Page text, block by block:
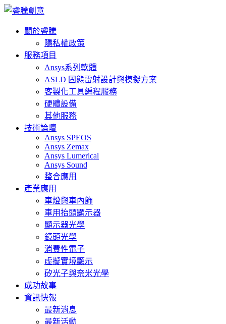
關於睿騰
隱私權政策
服務項目
Ansys系列軟體
ASLD 固態雷射設計與模擬方案
客製化工具編程服務
硬體設備
其他服務
技術論壇
Ansys SPEOS
Ansys Zemax
Ansys Lumerical
Ansys Sound
整合應用
產業應用
車燈與車內飾
車用抬頭顯示器
顯示器光學
鏡頭光學
消費性電子
虛擬實境顯示
矽光子與奈米光學
成功故事
資訊快報
最新消息
最新活動